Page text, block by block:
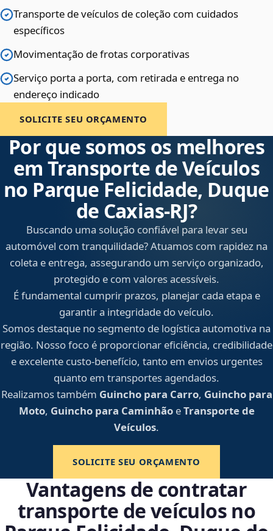
Transporte de veículos de coleção com cuidados
específicos
Movimentação de frotas corporativas
Serviço porta a porta, com retirada e entrega no
endereço indicado
SOLICITE SEU ORÇAMENTO
Por que somos os melhores
em Transporte de Veículos
no Parque Felicidade, Duque
de Caxias‑RJ?
Buscando uma solução confiável para levar seu
automóvel com tranquilidade? Atuamos com rapidez na
coleta e entrega, assegurando um serviço organizado,
protegido e com valores acessíveis.
É fundamental cumprir prazos, planejar cada etapa e
garantir a integridade do veículo.
Somos destaque no segmento de logística automotiva na
região. Nosso foco é proporcionar eficiência, credibilidade
e excelente custo-benefício, tanto em envios urgentes
quanto em transportes agendados.
Realizamos também Guincho para Carro, Guincho para
Moto, Guincho para CaminhãoeTransporte de
Veículos.
SOLICITE SEU ORÇAMENTO
Vantagens de contratar
transporte de veículos no